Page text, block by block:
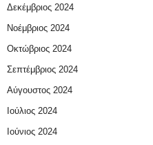
Δεκέμβριος 2024
Νοέμβριος 2024
Οκτώβριος 2024
Σεπτέμβριος 2024
Αύγουστος 2024
Ιούλιος 2024
Ιούνιος 2024